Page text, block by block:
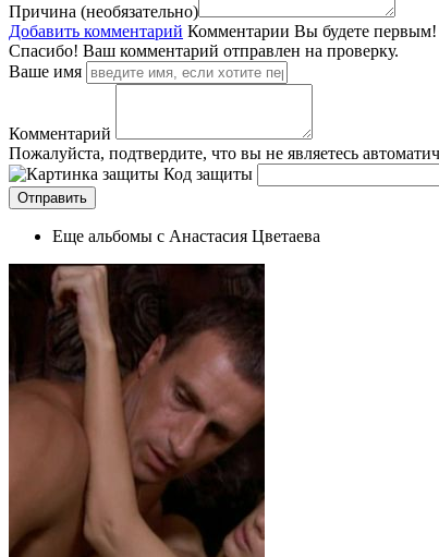
Причина (необязательно)
Добавить комментарий Комментарии Вы будете первым!
Спасибо! Ваш комментарий отправлен на проверку.
Ваше имя
Комментарий
Пожалуйста, подтвердите, что вы не являетесь
Код защиты
Еще альбомы с Анастасия Цветаева